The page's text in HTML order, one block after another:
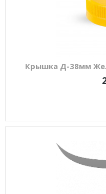
Крышка Д-38мм